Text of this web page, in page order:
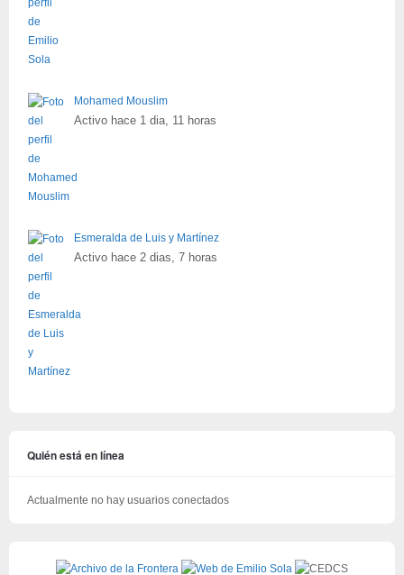
Mohamed Mouslim
Activo hace 1 dia, 11 horas
Esmeralda de Luis y Martínez
Activo hace 2 dias, 7 horas
Quién está en línea
Actualmente no hay usuarios conectados